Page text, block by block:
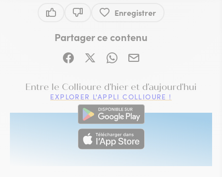
Enregistrer
Partager ce contenu
Partager sur Facebook (nouvelle fenêtre)
Partager sur X / Twitter (nouvelle
Partager sur WhatsApp
Partager par mail
Entre le Collioure d'hier et d'aujourd'hui
EXPLORER L'APPLI COLLIOURE !